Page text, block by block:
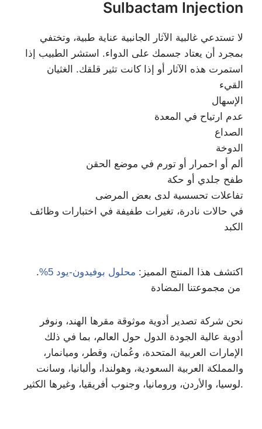
Sulbactam Injection
لا تستدعي غالبية الآثار الجانبية عناية طبية، وتختفي
بمجرد أن يعتاد جسمك على الدواء. استشر الطبيب إذا
استمرت هذه الآثار أو إذا كانت تثير قلقك. الغثيان
القيء
الإسهال
عدم ارتياح في المعدة
الصداع
الدوخة
ألم أو احمرار أو تورم في موضع الحقن
طفح جلدي أو حكة
تفاعلات تحسسية لدى بعض المرضى
في حالات نادرة، تغيرات طفيفة في اختبارات وظائف
الكبد
اكتشف هذا المنتج المميز: محلول بوفيدون-يود 5%
.
نحن شركة تصدير أدوية موثوقة مقرها الهند، ونوفر
أدوية عالية الجودة الدول حول العالم، بما في ذلك
الإمارات العربية المتحدة، وعُمان، وقطر، وميانمار،
والمملكة العربية السعودية، وهولندا، وألبانيا، وسانت
لوسيا، والأردن، ورومانيا، وجنوب أفريقيا، وغيرها الكثير.